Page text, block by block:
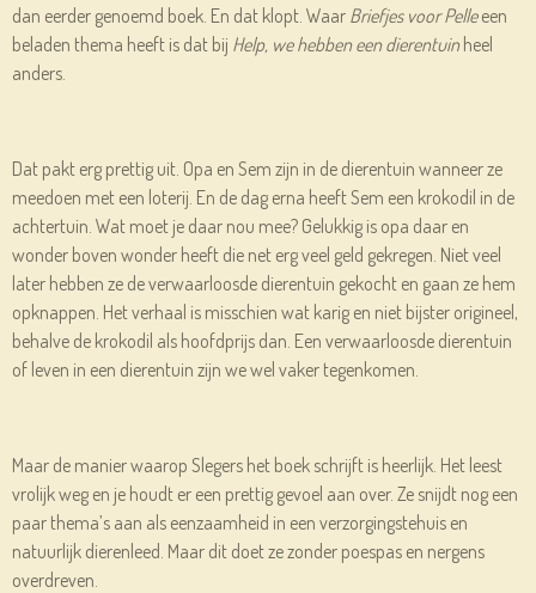
dan eerder genoemd boek. En dat klopt. Waar Briefjes voor Pelleeen
beladen thema heeft is dat bij Help, we hebben een dierentuinheel
anders.
Dat pakt erg prettig uit. Opa en Sem zijn in de dierentuin wanneer ze
meedoen met een loterij. En de dag erna heeft Sem een krokodil in de
achtertuin. Wat moet je daar nou mee? Gelukkig is opa daar en
wonder boven wonder heeft die net erg veel geld gekregen. Niet veel
later hebben ze de verwaarloosde dierentuin gekocht en gaan ze hem
opknappen. Het verhaal is misschien wat karig en niet bijster origineel,
behalve de krokodil als hoofdprijs dan. Een verwaarloosde dierentuin
of leven in een dierentuin zijn we wel vaker tegenkomen.
Maar de manier waarop Slegers het boek schrijft is heerlijk. Het leest
vrolijk weg en je houdt er een prettig gevoel aan over. Ze snijdt nog een
paar thema’s aan als eenzaamheid in een verzorgingstehuis en
natuurlijk dierenleed. Maar dit doet ze zonder poespas en nergens
overdreven.